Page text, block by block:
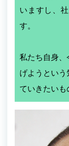
いますし、
す。
私たち自身、
げようとい
ていきたいも